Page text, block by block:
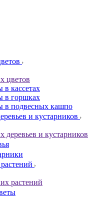
цветов
кассетах
в горшках
в подвесных кашпо
и кустарников
и кустарников
растений